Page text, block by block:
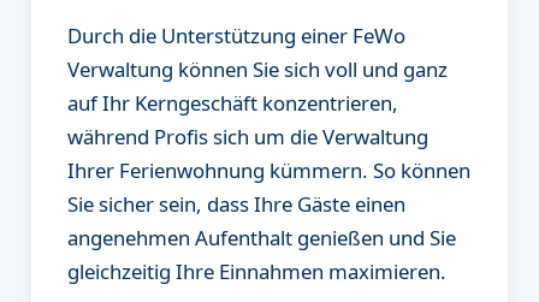
Durch die Unterstützung einer FeWo
Verwaltung können Sie sich voll und ganz
auf Ihr Kerngeschäft konzentrieren,
während Profis sich um die Verwaltung
Ihrer Ferienwohnung kümmern. So können
Sie sicher sein, dass Ihre Gäste einen
angenehmen Aufenthalt genießen und Sie
gleichzeitig Ihre Einnahmen maximieren.